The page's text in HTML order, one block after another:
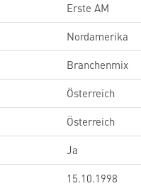
Erste AM
Nordamerika
Branchenmix
Österreich
Österreich
Ja
15.10.1998